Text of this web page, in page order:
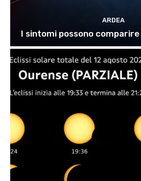
ARDEA
I sintomi possono